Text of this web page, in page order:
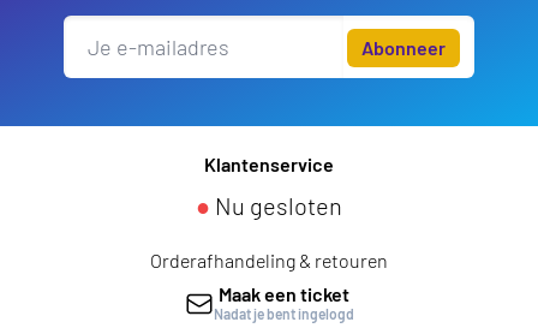
Abonneer
Klantenservice
● Nu gesloten
Orderafhandeling & retouren
Maak een ticket
Nadat je bent ingelogd